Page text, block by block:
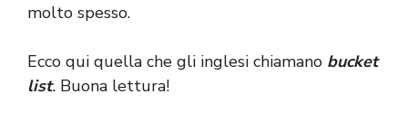
molto spesso.
Ecco qui quella che gli inglesi chiamano bucket
list. Buona lettura!